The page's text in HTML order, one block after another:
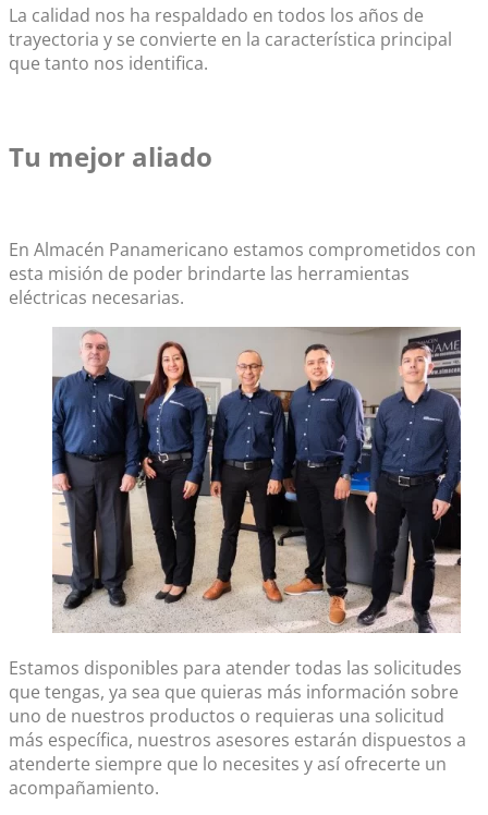
La calidad nos ha respaldado en todos los años de
trayectoria y se convierte en la característica principal
que tanto nos identifica.
Tu mejor aliado
En Almacén Panamericano estamos comprometidos con
esta misión de poder brindarte las herramientas
eléctricas necesarias.
Estamos disponibles para atender todas las solicitudes
que tengas, ya sea que quieras más información sobre
uno de nuestros productos o requieras una solicitud
más específica, nuestros asesores estarán dispuestos a
atenderte siempre que lo necesites y así ofrecerte un
acompañamiento.